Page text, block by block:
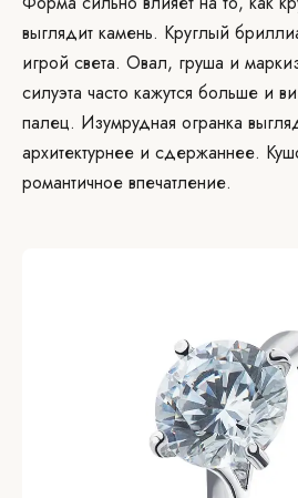
выглядит камень. Круглый
игрой света. Овал, груша и маркиз
силуэта часто кажутся больше и
палец. Изумрудная огранка
архитектурнее и сдержаннее.
романтичное впечатление.